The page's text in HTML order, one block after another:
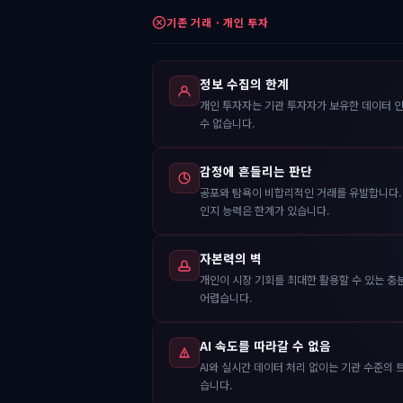
기존 거래 · 개인 투자
정보 수집의 한계
개인 투자자는 기관 투자자가 보유한 데이터
수 없습니다.
감정에 흔들리는 판단
공포와 탐욕이 비합리적인 거래를 유발합니
인지 능력은 한계가 있습니다.
자본력의 벽
개인이 시장 기회를 최대한 활용할 수 있는 충
어렵습니다.
AI 속도를 따라갈 수 없음
AI와 실시간 데이터 처리 없이는 기관 수준의
습니다.